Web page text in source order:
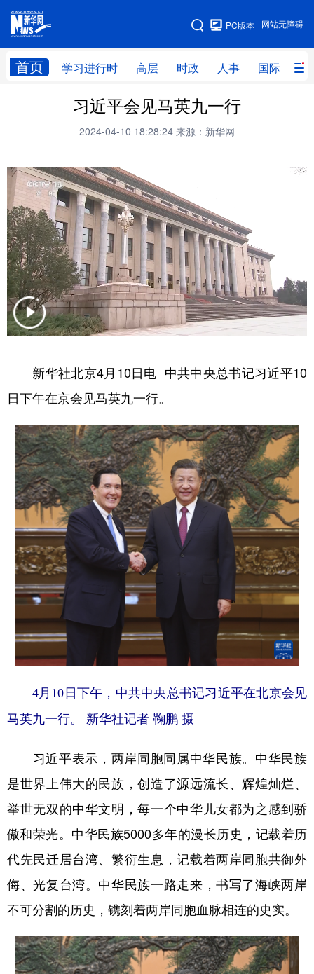
网站无障碍
PC版本
首页 学习进行时 高层 时政 人事 国际 财
网站地图
高层 时政
财经 网评
科技 科创
文化 书画 健康
访谈 视频 图片 政务
法律 中央文件 金融 汽车
食品 人居 信息化 数字经济
城市 旅游 能源 会展
彩票 娱乐
公益 一带一路 亚太网 上市公司
文化产业
地方频道
北京 天津 河北 山西
辽宁 吉林 江苏
浙江 安徽
河南
广东 广西 海南 重庆
四川 贵州 云南 西藏
陕西 甘肃 青海
多语种频道
English Español Français عربى
Русский язык 日本語 한국어
Deutsch Português
习近平会见马英九一行
2024-04-10 18:28:24 来源：新华网
新华社北京4月10日电 中共中央总书记习近平10
日下午在京会见马英九一行。
4月10日下午，中共中央总书记习近平在北京会见
马英九一行。 新华社记者 鞠鹏 摄
习近平表示，两岸同胞同属中华民族。中华民族
是世界上伟大的民族，创造了源远流长、辉煌灿烂、
举世无双的中华文明，每一个中华儿女都为之感到骄
傲和荣光。中华民族5000多年的漫长历史，记载着历
代先民迁居台湾、繁衍生息，记载着两岸同胞共御外
侮、光复台湾。中华民族一路走来，书写了海峡两岸
不可分割的历史，镌刻着两岸同胞血脉相连的史实。